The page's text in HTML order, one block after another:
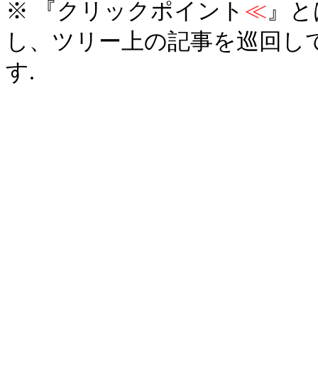
※ 『クリックポイント ≪』
し、ツリー上の記事を巡回
す.